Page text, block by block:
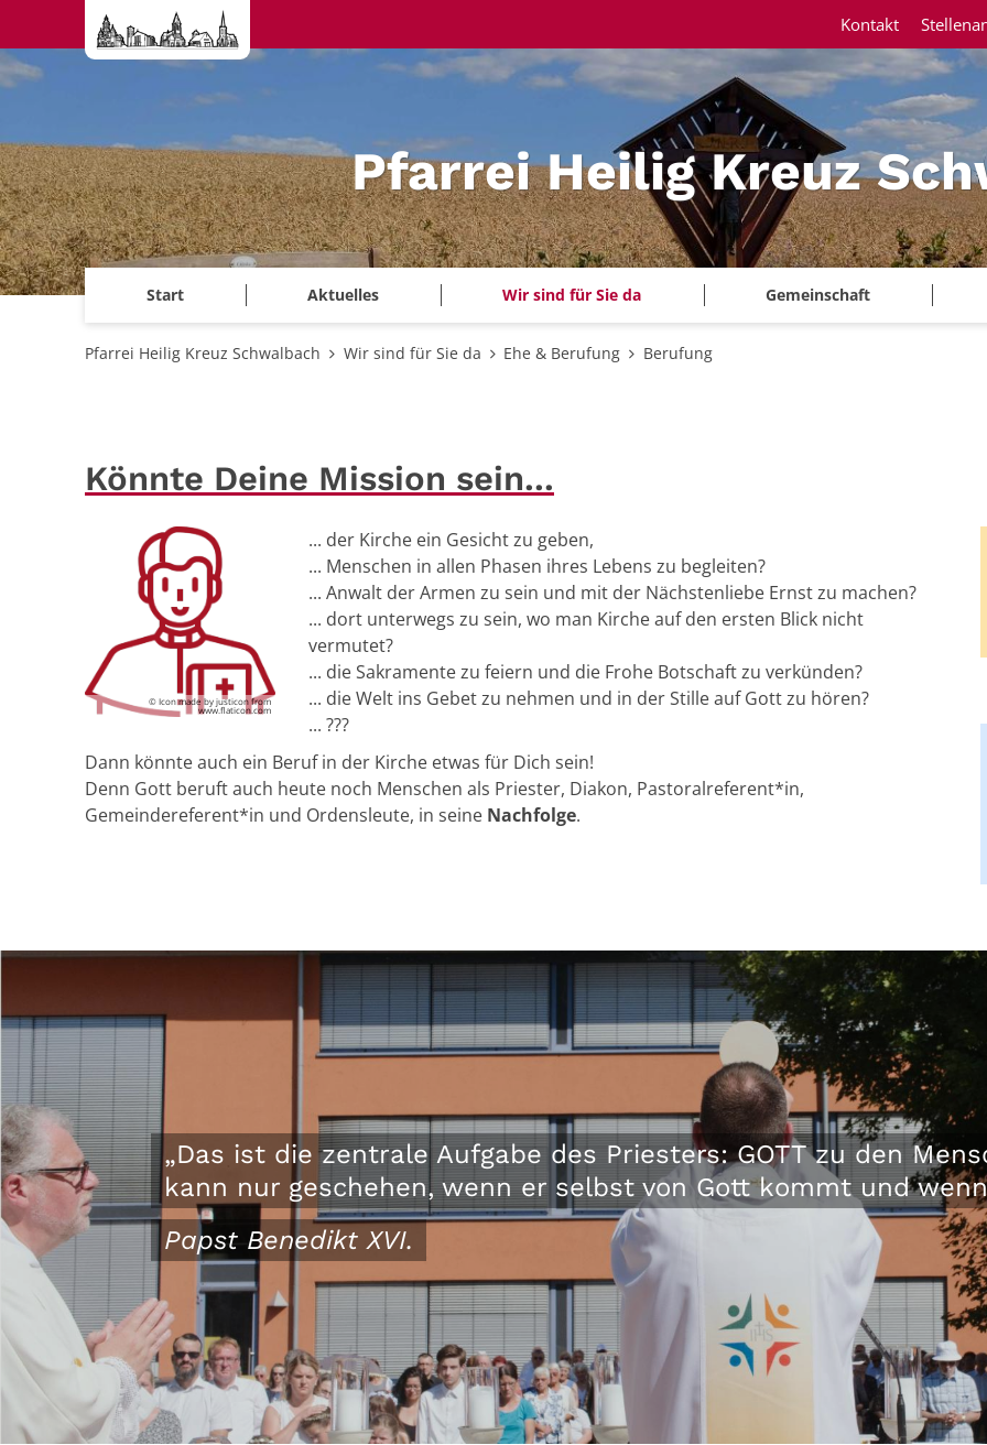
Zum Inhalt springen
Pfarrei Heilig Kreuz
Start Aktuelles Wir sind für Sie da Gemeinschaft
Kontakt
Pfarrei Heilig Kreuz Schwalbach Wir sind für Sie da Ehe & Berufung Berufung
Könnte Deine Mission sein...
© Icon made by justicon from
www.flaticon.com
... der Kirche ein Gesicht zu geben,
... Menschen in allen Phasen ihres Lebens zu begleiten?
... Anwalt der Armen zu sein und mit der Nächstenliebe Ernst zu machen?
... dort unterwegs zu sein, wo man Kirche auf den ersten Blick nicht
vermutet?
... die Sakramente zu feiern und die Frohe Botschaft zu verkünden?
... die Welt ins Gebet zu nehmen und in der Stille auf Gott zu hören?
... ???
Dann könnte auch ein Beruf in der Kirche etwas für Dich sein!
Denn Gott beruft auch heute noch Menschen als Priester, Diakon, Pastoralreferent*in,
Gemeindereferent*in und Ordensleute, in seine Nachfolge.
„Das ist die zentrale Aufgabe des Priesters: GOTT zu den
kann nur geschehen, wenn er selbst von Gott kommt und
Papst Benedikt XVI.